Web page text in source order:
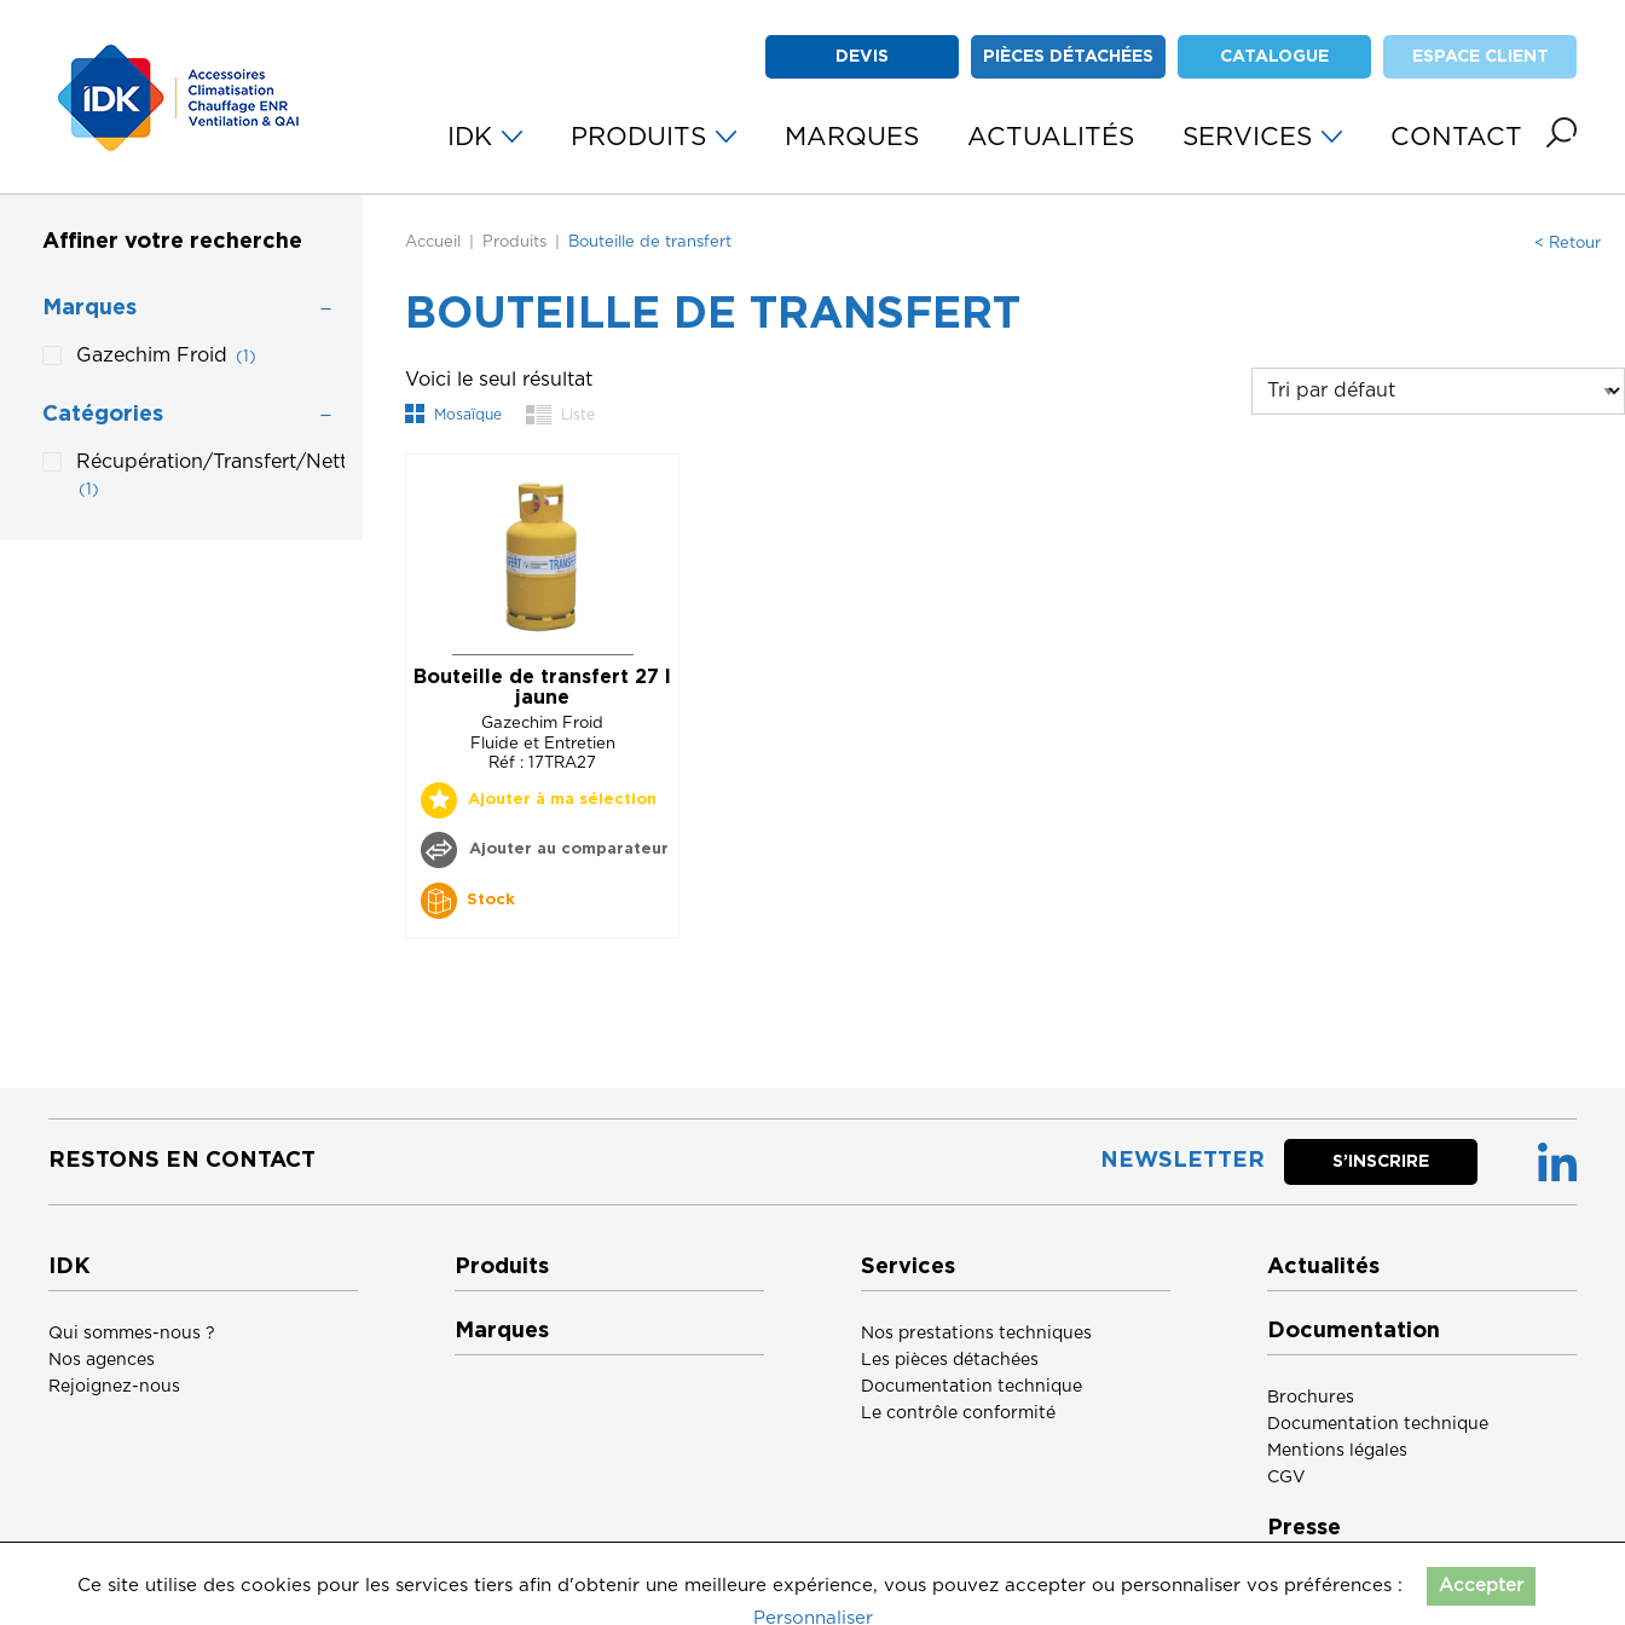
DEVIS PIÈCES DÉTACHÉES CATALOGUE ESPACE CLIENT
IDK PRODUITS MARQUES ACTUALITÉS SERVICES CONTACT
Accueil Produits Bouteille de transfert < Retour
BOUTEILLE DE TRANSFERT
Voici le seul résultat
Mosaïque Liste
Bouteille de transfert 27 l
jaune
Gazechim Froid
Fluide et Entretien
Réf : 17TRA27
Ajouter à ma sélection
Ajouter au comparateur
Stock
Affiner votre recherche
Marques
Gazechim Froid (1)
Catégories
Récupération/Transfert/Nettoyage
(1)
RESTONS EN CONTACT NEWSLETTER S’INSCRIRE
IDK
Qui sommes-nous ?
Nos agences
Rejoignez-nous
Produits
Marques
Services
Nos prestations techniques
Les pièces détachées
Documentation technique
Le contrôle conformité
Actualités
Documentation
Brochures
Documentation technique
Mentions légales
CGV
Presse
Politique de protection des données personnelles
Ce site utilise des cookies pour les services tiers afin d'obtenir une meilleure expérience, vous pouvez accepter ou personnaliser vos préférences :
Accepter
Personnaliser